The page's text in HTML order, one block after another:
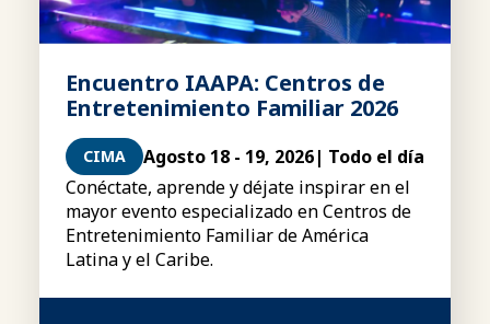
Encuentro IAAPA: Centros de
Entretenimiento Familiar 2026
CIMA Agosto 18 - 19, 2026| Todo el día
Conéctate, aprende y déjate inspirar en el
mayor evento especializado en Centros de
Entretenimiento Familiar de América
Latina y el Caribe.